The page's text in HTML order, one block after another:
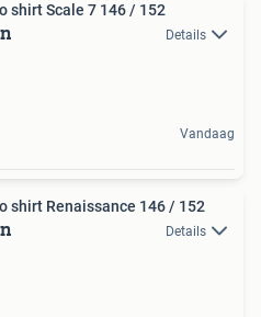
WE polo shirt Scale 7 146 / 152
Details
Vandaag
shirt Renaissance 146 / 152
Details